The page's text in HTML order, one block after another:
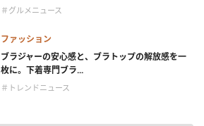
＃グルメニュース
ファッション
ブラジャーの安心感と、ブラトップの解放感を一
枚に。下着専門ブラ...
＃トレンドニュース